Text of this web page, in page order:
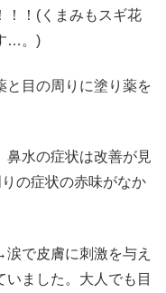
！！(くまみもスギ花
…。)
と目の周りに塗り薬を
鼻水の症状は改善が見
の症状の赤味がなか
で皮膚に刺激を与え
ました。大人でも目